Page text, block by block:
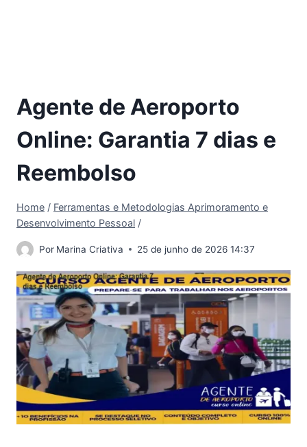
Agente de Aeroporto
Online: Garantia 7 dias e
Reembolso
Home / Ferramentas e Metodologias Aprimoramento e
Desenvolvimento Pessoal /
Por Marina Criativa 25 de junho de 2026 14:37